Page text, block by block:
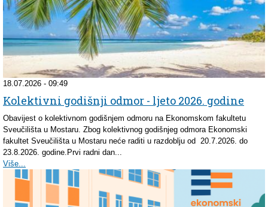
18.07.2026 - 09:49
Kolektivni godišnji odmor - ljeto 2026. godine
Obavijest o kolektivnom godišnjem odmoru na Ekonomskom fakultetu
Sveučilišta u Mostaru. Zbog kolektivnog godišnjeg odmora Ekonomski
fakultet Sveučilišta u Mostaru neće raditi u razdoblju od 20.7.2026. do
23.8.2026. godine.Prvi radni dan...
Više...